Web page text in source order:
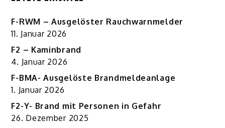
F-RWM – Ausgelöster Rauchwarnmelder
11. Januar 2026
F2 – Kaminbrand
4. Januar 2026
F-BMA- Ausgelöste Brandmeldeanlage
1. Januar 2026
F2-Y- Brand mit Personen in Gefahr
26. Dezember 2025